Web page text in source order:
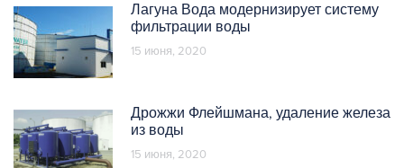
Лагуна Вода модернизирует систему
фильтрации воды
15 июня, 2020
Дрожжи Флейшмана, удаление железа
из воды
15 июня, 2020